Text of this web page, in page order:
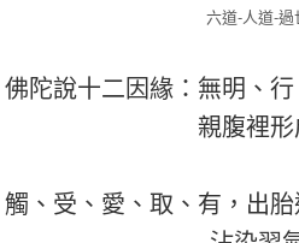
六道-人道-過
佛陀說十二因緣：無明、
親腹裡形
觸、受、愛、取、有，出